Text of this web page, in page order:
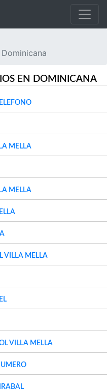
EN DOMINICANA
MELLA
MELLA
VILLA MELLA
VILLA MELLA